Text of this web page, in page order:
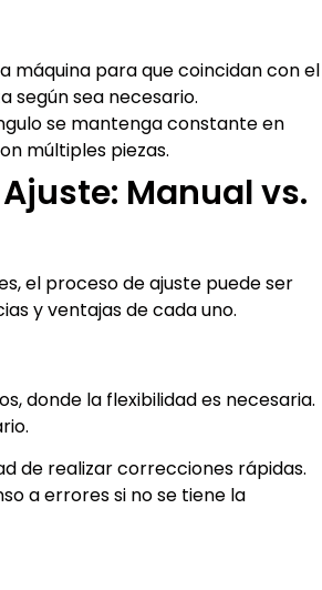
máquina para que coincidan con el
según sea necesario.
se mantenga constante en
múltiples piezas.
Manual vs.
el proceso de ajuste puede ser
y ventajas de cada uno.
donde la flexibilidad es necesaria.
de realizar correcciones rápidas.
a errores si no se tiene la